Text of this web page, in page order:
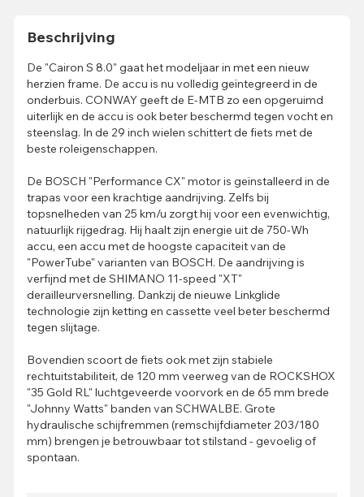
Beschrijving
De "Cairon S 8.0" gaat het modeljaar in met een nieuw
herzien frame. De accu is nu volledig geïntegreerd in de
onderbuis. CONWAY geeft de E-MTB zo een opgeruimd
uiterlijk en de accu is ook beter beschermd tegen vocht en
steenslag. In de 29 inch wielen schittert de fiets met de
beste roleigenschappen.
De BOSCH "Performance CX" motor is geïnstalleerd in de
trapas voor een krachtige aandrijving. Zelfs bij
topsnelheden van 25 km/u zorgt hij voor een evenwichtig,
natuurlijk rijgedrag. Hij haalt zijn energie uit de 750-Wh
accu, een accu met de hoogste capaciteit van de
"PowerTube" varianten van BOSCH. De aandrijving is
verfijnd met de SHIMANO 11-speed "XT"
derailleurversnelling. Dankzij de nieuwe Linkglide
technologie zijn ketting en cassette veel beter beschermd
tegen slijtage.
Bovendien scoort de fiets ook met zijn stabiele
rechtuitstabiliteit, de 120 mm veerweg van de ROCKSHOX
"35 Gold RL" luchtgeveerde voorvork en de 65 mm brede
"Johnny Watts" banden van SCHWALBE. Grote
hydraulische schijfremmen (remschijfdiameter 203/180
mm) brengen je betrouwbaar tot stilstand - gevoelig of
spontaan.